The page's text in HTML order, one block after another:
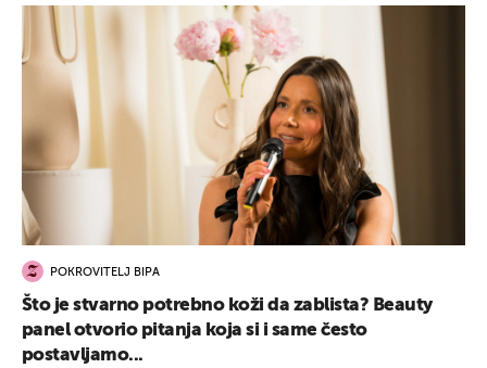
POKROVITELJ BIPA
Što je stvarno potrebno koži da zablista? Beauty
panel otvorio pitanja koja si i same često
postavljamo...